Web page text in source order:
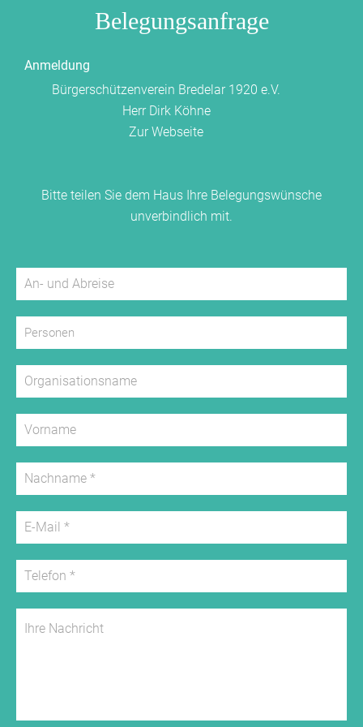
Ausgangspunkt für Touren mit dem Rad und
Mountainbike. Dank der günstigen Lage am Rande des
Freizeitmöglichkeiten, die schnell erreicht werden
können.
Für Wasserbegeisterte bietet der nahegelegene
Diemelsee tolle Erlebnisaktivitäten und natürlich das
hergerichteten Schaugiesserei lohnen sich.
Und für alle, die auch im Urlaub nach sportlich-
Aktiverlebnissen streben, stehen Tennisplätze,
Fussballplatz, Kegelbahnen, Minigolf in Marsberg und
Preise Schützenhalle Bredelar
Vergleichspreise (unverbindlich):
2,00 €
Selbstverpflegung
Die Gäste müssen mindestens für 15 Personen und 5
Nächte buchen.
zzgl. Nebenkosten wie Strom , Gas und Wasser
WICHTIG : KEINE VERMIETUNGEN EINE WOCHE VOR
UND EINE WOCHE NACH PFINSGTEN!!
Belegungsanfrage
Anmeldung
Bürgerschützenverein Bredelar 1920 e.V.
Herr Dirk Köhne
Zur Webseite
Bitte teilen Sie dem Haus Ihre Belegungswünsche
unverbindlich mit.